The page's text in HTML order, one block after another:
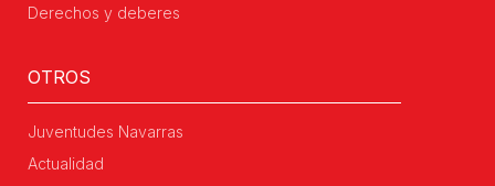
Derechos y deberes
OTROS
Juventudes Navarras
Actualidad